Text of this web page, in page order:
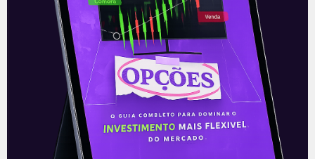
(Copom) encerrada na quarta-feira (5)
confirmou as expectativas quase
unânimes dos investidores e reduziu a taxa
Selic em
READ MORE »
06/08/2026 Nenhum comentário